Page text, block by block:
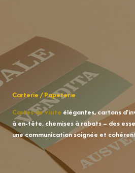
Carterie / Papeterie
Cartes de visite élégantes, cartons
à en-tête, chemises à rabats – des
une communication soignée et